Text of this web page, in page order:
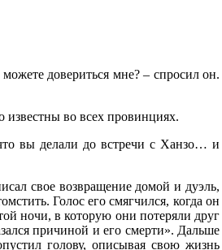
довериться мне? – спросил он.
известны во всех провинциях.
вы делали до встречи с Ханзо… и
свое возвращение домой и дуэль,
Голос его смягчился, когда он
ночи, в которую они потеряли друг
причиной и его смерти». Дальше
голову, описывая свою жизнь